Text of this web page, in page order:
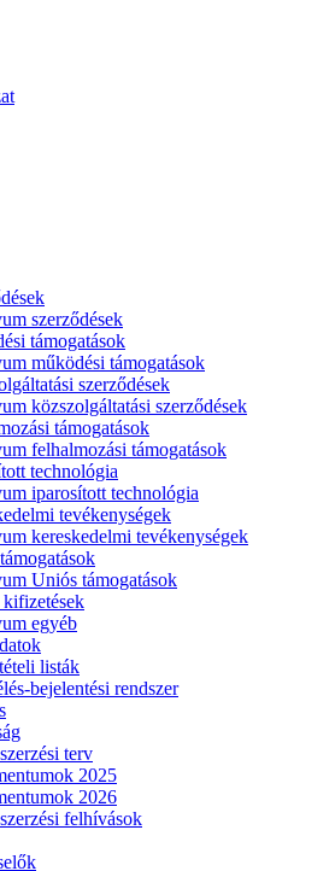
szerződések
támogatások
működési támogatások
szerződések
közszolgáltatási szerződések
támogatások
felhalmozási támogatások
technológia
iparosított technológia
tevékenységek
kereskedelmi tevékenységek
Uniós támogatások
egyéb
listák
bejelentési rendszer
terv
2025
2026
felhívások